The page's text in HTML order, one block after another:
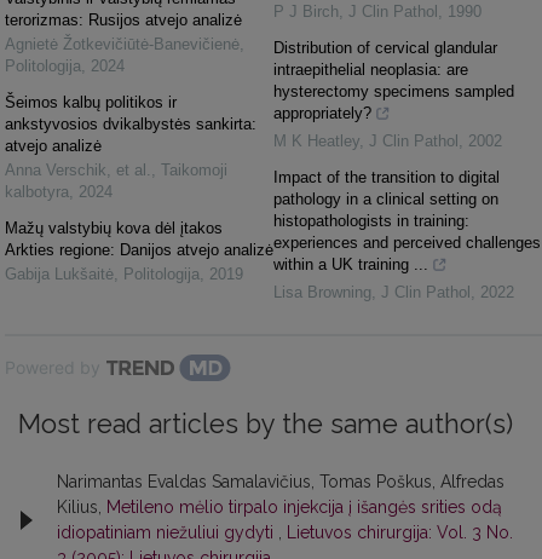
terorizmas: Rusijos atvejo analizė
Agnietė Žotkevičiūtė-Banevičienė,
Politologija, 2024
Šeimos kalbų politikos ir
ankstyvosios dvikalbystės sankirta:
atvejo analizė
Anna Verschik, et al. , Taikomoji
kalbotyra, 2024
Mažų valstybių kova dėl įtakos
Arkties regione: Danijos atvejo analizė
Gabija Lukšaitė, Politologija, 2019
P J Birch, J Clin Pathol , 1990
Distribution of cervical glandular
intraepithelial neoplasia: are
hysterectomy specimens sampled
appropriately?
M K Heatley, J Clin Pathol , 2002
Impact of the transition to digital
pathology in a clinical setting on
histopathologists in training:
experiences and perceived challenges
within a UK training ...
Lisa Browning, J Clin Pathol , 2022
Powered by
Most read articles by the same author(s)
Narimantas Evaldas Samalavičius, Tomas Poškus, Alfredas
Kilius,
Metileno mėlio tirpalo injekcija į išangės srities odą
idiopatiniam niežuliui gydyti
Lietuvos chirurgija: Vol. 3 No.